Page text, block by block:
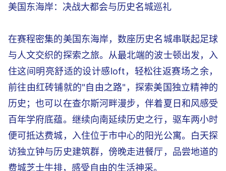
美国东海岸：决战大都会与历史名城巡礼
在赛程密集的美国东海岸，数座历史名城串联起足球
与人文交织的探索之旅。从最北端的波士顿出发，入
住这间明亮舒适的设计感loft，轻松往返赛场之余，
前往由红砖铺就的"自由之路"，探索美国独立精神的
历史；也可以在查尔斯河畔漫步，伴着夏日和风感受
百年学府底蕴。继续向南延续历史之行，驱车两小时
便可抵达费城，入住位于市中心的阳光公寓。白天探
访独立钟与历史建筑群，傍晚走进餐厅，品尝地道的
费城芝士牛排，感受自由的生活神采。